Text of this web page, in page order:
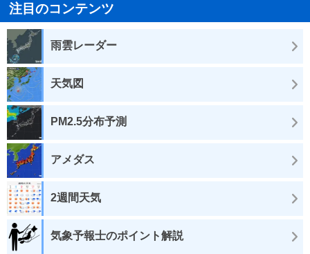
注目のコンテンツ
雨雲レーダー
天気図
PM2.5分布予測
アメダス
2週間天気
気象予報士のポイント解説